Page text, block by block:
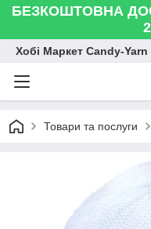
БЕЗКОШТОВНА
Хобі Маркет Candy-Yarn
Товари та послуги